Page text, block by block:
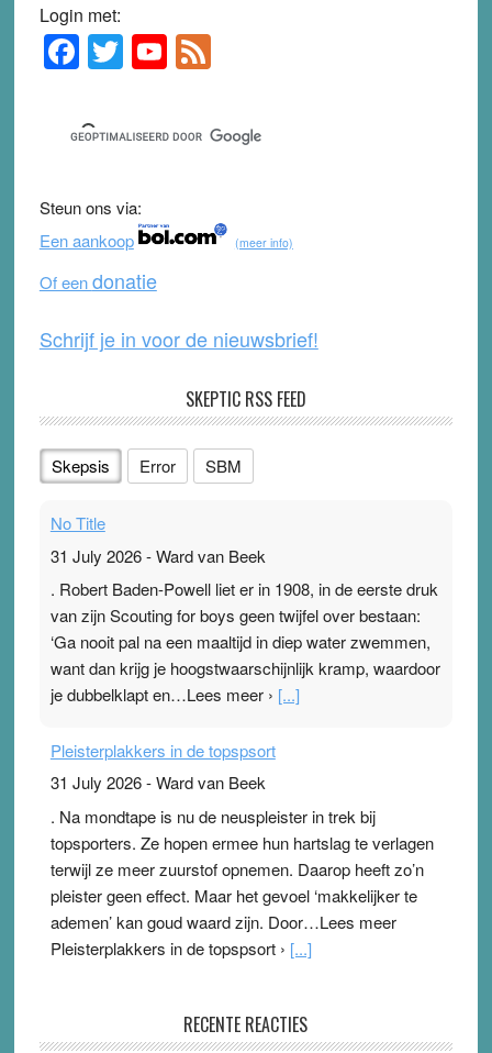
Login met:
Primary
Sidebar
F
a
c
e
b
o
o
k
T
wi
tt
er
Y
o
u
T
b
e
F
e
d
Steun ons via:
Een aankoop
(meer info)
Of eendonatie
Schrijf je in voor de nieuwsbrief!
SKEPTIC RSS FEED
Skepsis Error SBM
No Title
31 July 2026-Ward van Beek
. Robert Baden-Powell liet er in 1908, in de eerste druk
van zijn Scouting for boys geen twijfel over bestaan:
‘Ga nooit pal na een maaltijd in diep water zwemmen,
want dan krijg je hoogstwaarschijnlijk kramp, waardoor
je dubbelklapt en…Lees meer › [...]
Pleisterplakkers in de topspsort
31 July 2026-Ward van Beek
. Na mondtape is nu de neuspleister in trek bij
topsporters. Ze hopen ermee hun hartslag te verlagen
terwijl ze meer zuurstof opnemen. Daarop heeft zo’n
pleister geen effect. Maar het gevoel ‘makkelijker te
ademen’ kan goud waard zijn. Door…Lees meer
Pleisterplakkers in de topspsort › [...]
Ward van Beek
RECENTE REACTIES